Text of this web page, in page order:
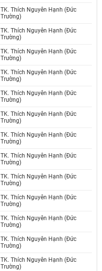
TK. Thích Nguyên Hạnh (Đức
Trường)
TK. Thích Nguyên Hạnh (Đức
Trường)
TK. Thích Nguyên Hạnh (Đức
Trường)
TK. Thích Nguyên Hạnh (Đức
Trường)
TK. Thích Nguyên Hạnh (Đức
Trường)
TK. Thích Nguyên Hạnh (Đức
Trường)
TK. Thích Nguyên Hạnh (Đức
Trường)
TK. Thích Nguyên Hạnh (Đức
Trường)
TK. Thích Nguyên Hạnh (Đức
Trường)
TK. Thích Nguyên Hạnh (Đức
Trường)
TK. Thích Nguyên Hạnh (Đức
Trường)
TK. Thích Nguyên Hạnh (Đức
Trường)
TK. Thích Nguyên Hạnh (Đức
Trường)